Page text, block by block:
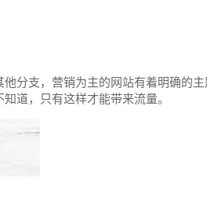
分支，营销为主的网站有着明确的
道，只有这样才能带来流量。